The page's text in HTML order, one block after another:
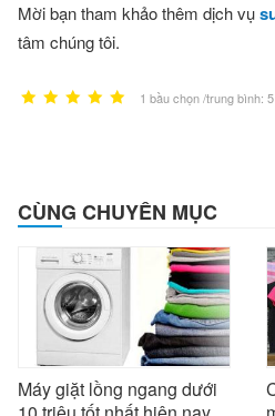
Mời bạn tham khảo thêm dịch vụ
tâm chúng tôi.
1 bầu chọn /trung bình: 5
CÙNG CHUYÊN MỤC
Máy giặt lồng ngang dưới